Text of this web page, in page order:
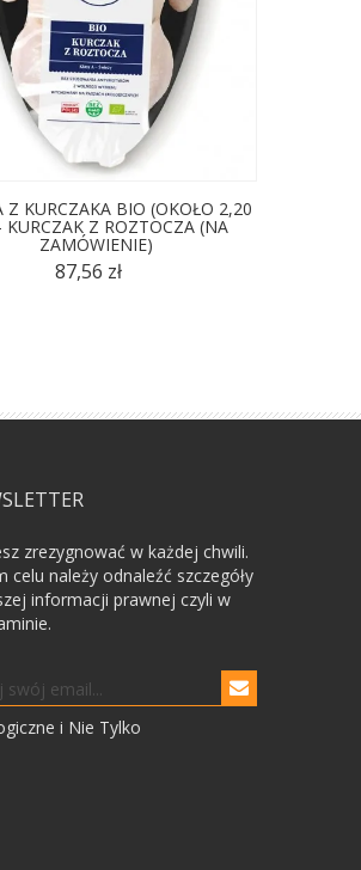
Z KURCZAKA BIO (OKOŁO 2,20
KURCZAK Z ROZTOCZA (NA
ZAMÓWIENIE)
87,56 zł
i Nie Tylko
zrezygnować w każdej chwili.
celu należy odnaleźć szczegóły
informacji prawnej czyli w